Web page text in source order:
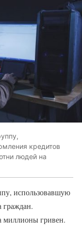
кредитов
людей на
использовавшую
граждан.
гривен.